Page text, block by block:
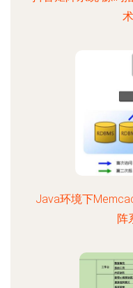
Java环境下
阵